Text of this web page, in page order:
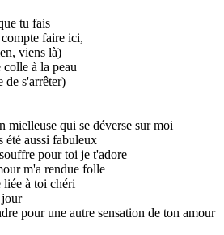
tu fais
faire ici,
viens là)
à la peau
de s'arrêter)
mielleuse qui se déverse sur moi
été aussi fabuleux
pour toi je t'adore
m'a rendue folle
liée à toi chéri
jour
pour une autre sensation de ton amour